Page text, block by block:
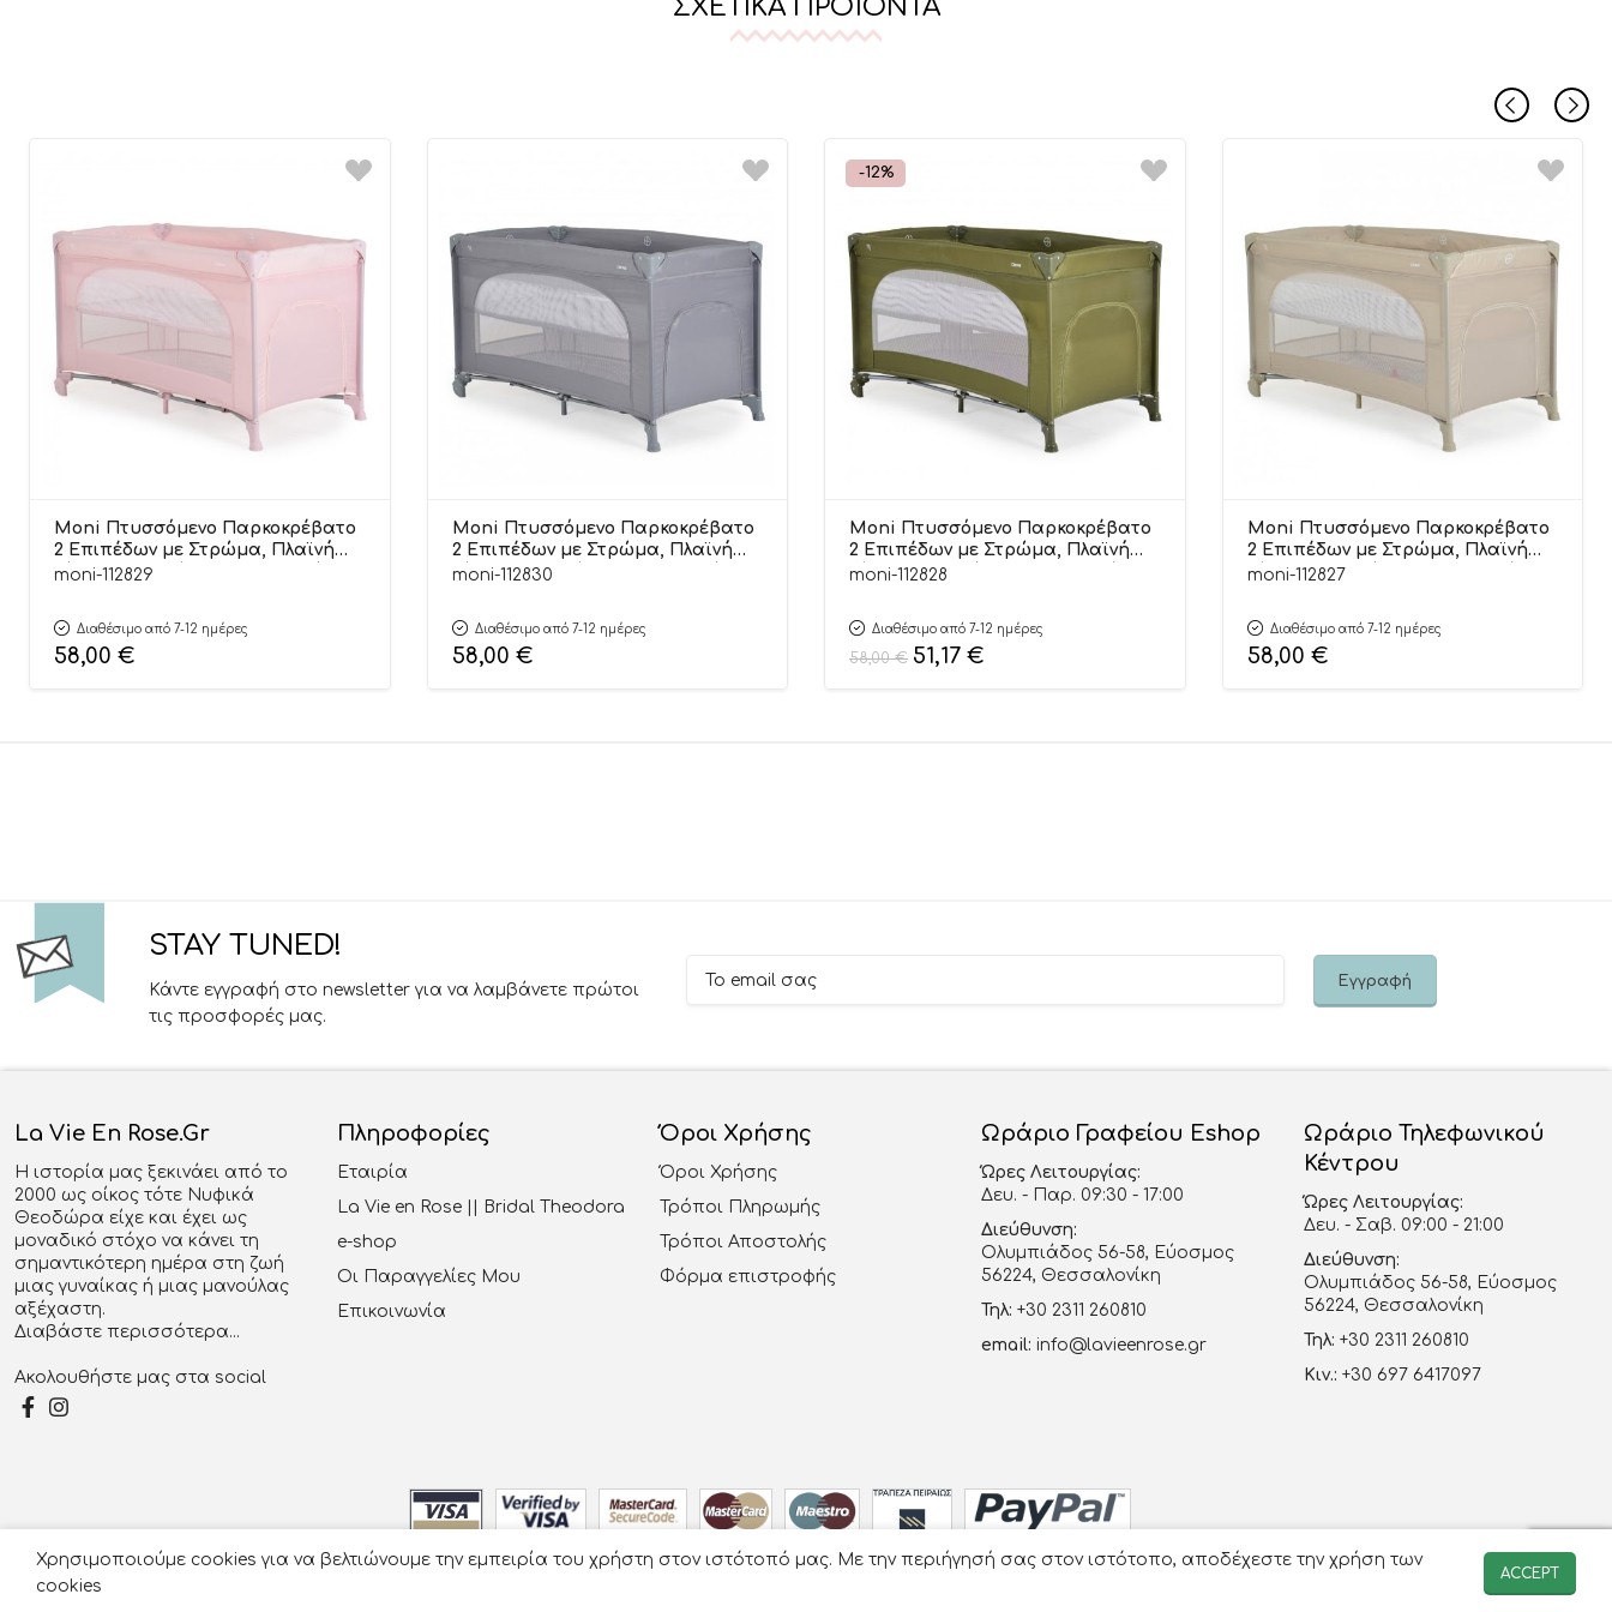
ΣΧΕΤΙΚΆ ΠΡΟΪΌΝΤΑ
Moni Πτυσσόμενο Παρκοκρέβατο
2 Επιπέδων με Στρώμα, Πλαϊνή
Είσοδο και Τσάντα Μεταφοράς
moni-112829
Διαθέσιμο από 7-12 ημέρες
58,00 €
Moni Πτυσσόμενο Παρκοκρέβατο
2 Επιπέδων με Στρώμα, Πλαϊνή
Είσοδο και Τσάντα Μεταφοράς
moni-112830
Διαθέσιμο από 7-12 ημέρες
58,00 €
-12%
Moni Πτυσσόμενο Παρκοκρέβατο
2 Επιπέδων με Στρώμα, Πλαϊνή
Είσοδο και Τσάντα Μεταφοράς
moni-112828
Διαθέσιμο από 7-12 ημέρες
58,00€ 51,17 €
Moni Πτυσσόμενο Παρκοκρέβατο
2 Επιπέδων με Στρώμα, Πλαϊνή
Είσοδο και Τσάντα Μεταφοράς
moni-112827
Διαθέσιμο από 7-12 ημέρες
58,00 €
STAY TUNED!
Κάντε εγγραφή στο newsletter για να λαμβάνετε πρώτοι
τις προσφορές μας.
La Vie En Rose.gr
Η ιστορία μας ξεκινάει από το
2000 ως οίκος τότε Νυφικά
Θεοδώρα είχε και έχει ως
μοναδικό στόχο να κάνει τη
σημαντικότερη ημέρα στη ζωή
μιας γυναίκας ή μιας μανούλας
αξέχαστη.
Διαβάστε περισσότερα...
Ακολουθήστε μας στα social
Πληροφορίες
Εταιρία
La Vie en Rose || Bridal Theodora
e-shop
Οι Παραγγελίες Μου
Επικοινωνία
Όροι Χρήσης
Όροι Χρήσης
Τρόποι Πληρωμής
Τρόποι Αποστολής
Φόρμα επιστροφής
Ωράριο Γραφείου Eshop
Ώρες Λειτουργίας:
Δευ. - Παρ. 09:30 - 17:00
Διεύθυνση:
Ολυμπιάδος 56-58, Εύοσμος
56224, Θεσσαλονίκη
Τηλ: +30 2311 260810
email: info@lavieenrose.gr
Ωράριο Τηλεφωνικού
Κέντρου
Ώρες Λειτουργίας:
Δευ. - Σαβ. 09:00 - 21:00
Διεύθυνση:
Ολυμπιάδος 56-58, Εύοσμος
56224, Θεσσαλονίκη
Τηλ: +30 2311 260810
Κιν.: +30 697 6417097
Χρησιμοποιούμε cookies για να βελτιώνουμε την εμπειρία του χρήστη στον ιστότοπό μας. Με την περιήγησή σας στον ιστότοπο, αποδέχεστε την χρήση των
cookies
ACCEPT